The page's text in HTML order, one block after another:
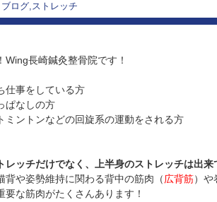
ログ,ストレッチ
Wing長崎鍼灸整骨院です！
仕事をしている方
ぱなしの方
ミントンなどの回旋系の運動をされる方
レッチだけでなく、上半身のストレッチは出来
背や姿勢維持に関わる背中の筋肉（広背筋）や
要な筋肉がたくさんあります！